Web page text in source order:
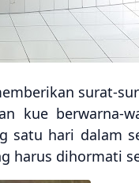
surat-
kue berwarna-
satu hari dalam
harus dihormati